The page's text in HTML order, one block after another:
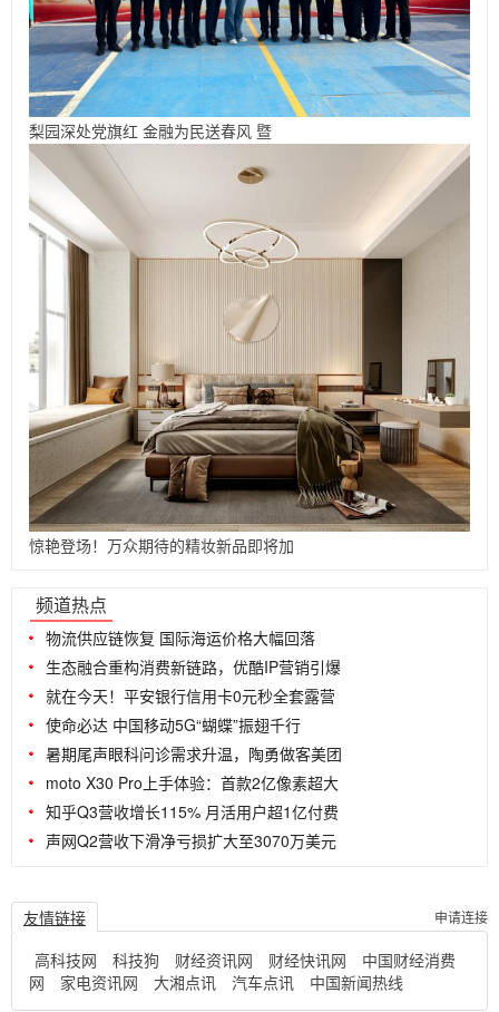
梨园深处党旗红 金融为民送春风 暨
惊艳登场！万众期待的精妆新品即将加
频道热点
物流供应链恢复 国际海运价格大幅回落
生态融合重构消费新链路，优酷IP营销引爆
就在今天！平安银行信用卡0元秒全套露营
使命必达 中国移动5G“蝴蝶”振翅千行
暑期尾声眼科问诊需求升温，陶勇做客美团
moto X30 Pro上手体验：首款2亿像素超大
知乎Q3营收增长115% 月活用户超1亿付费
声网Q2营收下滑净亏损扩大至3070万美元
申请连接
友情链接
高科技网
科技狗 财经资讯网 财经快讯网
中国财经消费
网
家电资讯网 大湘点讯 汽车点讯 中国新闻热线